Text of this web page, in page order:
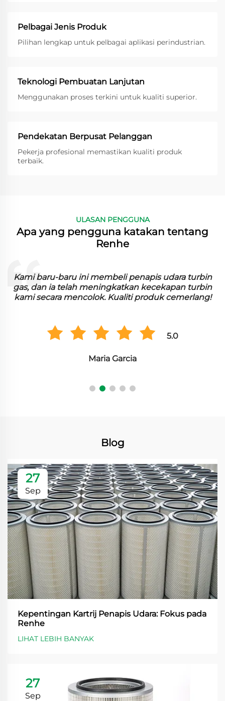
Pelbagai Jenis Produk
Pilihan lengkap untuk pelbagai aplikasi perindustrian.
Teknologi Pembuatan Lanjutan
Menggunakan proses terkini untuk kualiti superior.
Pendekatan Berpusat Pelanggan
Pekerja profesional memastikan kualiti produk
terbaik.
ULASAN PENGGUNA
Apa yang pengguna katakan tentang
Renhe
Kami baru-baru ini membeli penapis udara turbin
gas, dan ia telah meningkatkan kecekapan turbin
kami secara mencolok. Kualiti produk cemerlang!
5.0
Maria Garcia
Blog
27
Sep
Kepentingan Kartrij Penapis Udara: Fokus pada
Renhe
LIHAT LEBIH BANYAK
27
Sep